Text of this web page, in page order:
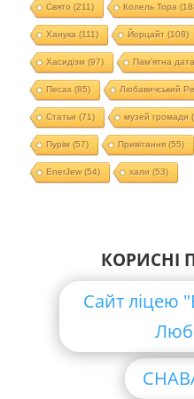
Свято (211) Колель Тора
Ханука (111) Йорцайт (108)
Хасидізм (97) Пам'ятна дата
Песах(85) Любавичський
Статьи (71) музей громади
Пурім (57) Привітання(55)
EnerJew(54) хали (53)
КОРИСНІ
Сайт ліцею